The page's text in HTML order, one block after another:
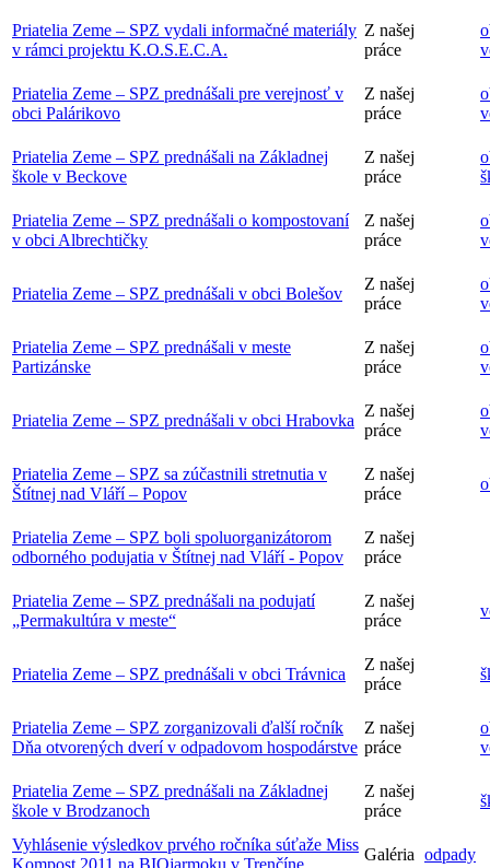
Priatelia Zeme – SPZ vydali informačné materiály
v rámci projektu K.O.S.E.C.A.
Z našej
práce
Priatelia Zeme – SPZ prednášali pre verejnosť v
obci Palárikovo
Z našej
práce
Priatelia Zeme – SPZ prednášali na Základnej
škole v Beckove
Z našej
práce
Priatelia Zeme – SPZ prednášali o kompostovaní
v obci Albrechtičky
Z našej
práce
Priatelia Zeme – SPZ prednášali v obci Bolešov
Z našej
práce
Priatelia Zeme – SPZ prednášali v meste
Partizánske
Z našej
práce
Priatelia Zeme – SPZ prednášali v obci Hrabovka
Z našej
práce
Priatelia Zeme – SPZ sa zúčastnili stretnutia v
Štítnej nad Vláří – Popov
Z našej
práce
Priatelia Zeme – SPZ boli spoluorganizátorom
odborného podujatia v Štítnej nad Vláří - Popov
Z našej
práce
Priatelia Zeme – SPZ prednášali na podujatí
„Permakultúra v meste“
Z našej
práce
Priatelia Zeme – SPZ prednášali v obci Trávnica
Z našej
práce
Priatelia Zeme – SPZ zorganizovali ďalší ročník
Dňa otvorených dverí v odpadovom hospodárstve
Z našej
práce
Priatelia Zeme – SPZ prednášali na Základnej
škole v Brodzanoch
Z našej
práce
Vyhlásenie výsledkov prvého ročníka súťaže Miss
Kompost 2011 na BIOjarmoku v Trenčíne
Galéria odpady